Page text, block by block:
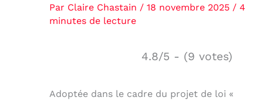
Par Claire Chastain / 18 novembre 2025 / 4
minutes de lecture
4.8/5 - (9 votes)
Adoptée dans le cadre du projet de loi «